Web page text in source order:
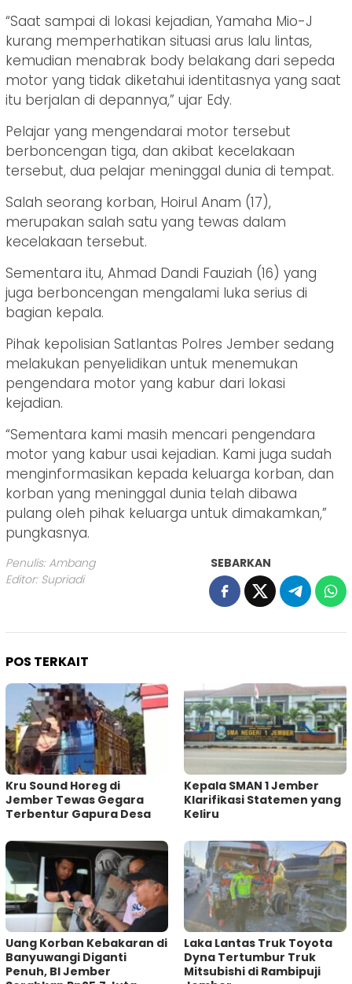
“Saat sampai di lokasi kejadian, Yamaha Mio-J
kurang memperhatikan situasi arus lalu lintas,
kemudian menabrak body belakang dari sepeda
motor yang tidak diketahui identitasnya yang saat
itu berjalan di depannya,” ujar Edy.
Pelajar yang mengendarai motor tersebut
berboncengan tiga, dan akibat kecelakaan
tersebut, dua pelajar meninggal dunia di tempat.
Salah seorang korban, Hoirul Anam (17),
merupakan salah satu yang tewas dalam
kecelakaan tersebut.
Sementara itu, Ahmad Dandi Fauziah (16) yang
juga berboncengan mengalami luka serius di
bagian kepala.
Pihak kepolisian Satlantas Polres Jember sedang
melakukan penyelidikan untuk menemukan
pengendara motor yang kabur dari lokasi
kejadian.
“Sementara kami masih mencari pengendara
motor yang kabur usai kejadian. Kami juga sudah
menginformasikan kepada keluarga korban, dan
korban yang meninggal dunia telah dibawa
pulang oleh pihak keluarga untuk dimakamkan,”
pungkasnya.
Penulis: Ambang
Editor: Supriadi
SEBARKAN
POS TERKAIT
Kru Sound Horeg di
Jember Tewas Gegara
Terbentur Gapura Desa
Kepala SMAN 1 Jember
Klarifikasi Statemen yang
Keliru
Uang Korban Kebakaran di
Banyuwangi Diganti
Penuh, BI Jember
Laka Lantas Truk Toyota
Dyna Tertumbur Truk
Mitsubishi di Rambipuji